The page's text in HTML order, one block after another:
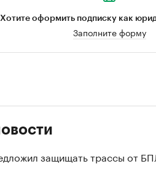
Хотите оформить подписку как
Заполните форму
защищать трассы от